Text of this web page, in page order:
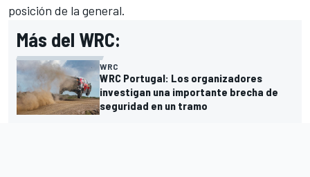
posición de la general.
Más del WRC:
WRC
WRC Portugal: Los organizadores
investigan una importante brecha de
seguridad en un tramo